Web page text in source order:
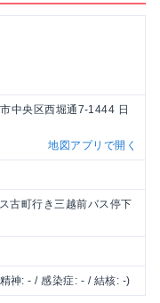
中央区西堀通7-1444 日
地図アプリで開く
古町行き三越前バス停下
神: - / 感染症: - / 結核: -)